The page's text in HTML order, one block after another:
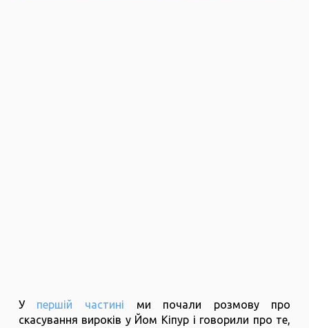
Упершій частині ми почали розмову про
скасування вироків у Йом Кіпур і говорили про те,